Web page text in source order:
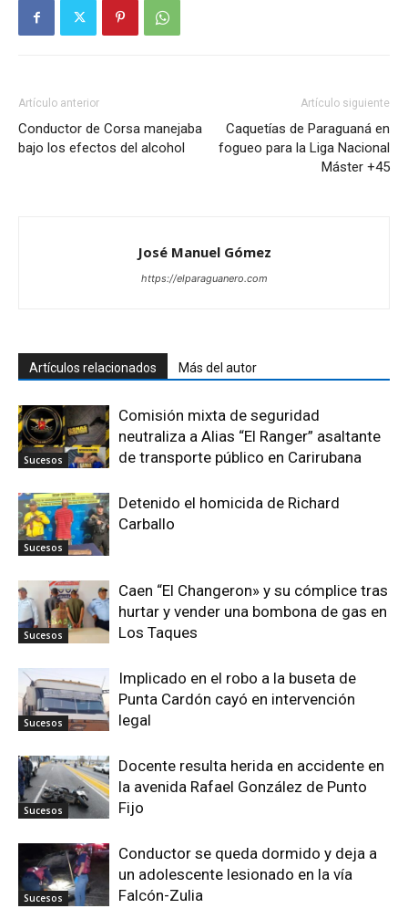
Artículo anterior
Conductor de Corsa manejaba
bajo los efectos del alcohol
Artículo siguiente
Caquetías de Paraguaná en
fogueo para la Liga Nacional
Máster +45
José Manuel Gómez
https://elparaguanero.com
Artículos relacionados Más del autor
Sucesos
Comisión mixta de seguridad
neutraliza a Alias “El Ranger” asaltante
de transporte público en Carirubana
Sucesos
Detenido el homicida de Richard
Carballo
Sucesos
Caen “El Changeron» y su cómplice tras
hurtar y vender una bombona de gas en
Los Taques
Sucesos
Implicado en el robo a la buseta de
Punta Cardón cayó en intervención
legal
Sucesos
Docente resulta herida en accidente en
la avenida Rafael González de Punto
Fijo
Sucesos
Conductor se queda dormido y deja a
un adolescente lesionado en la vía
Falcón-Zulia